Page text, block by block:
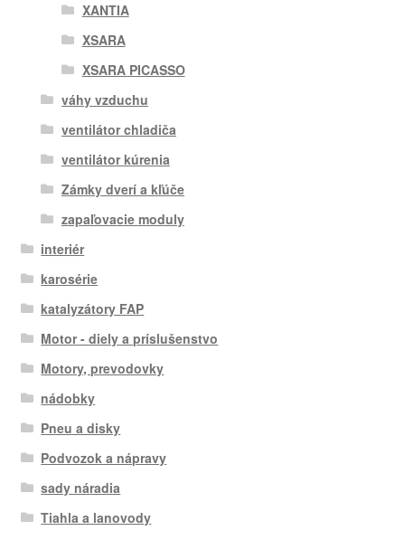
XANTIA
XSARA
XSARA PICASSO
váhy vzduchu
ventilátor chladiča
ventilátor kúrenia
Zámky dverí a kľúče
zapaľovacie moduly
interiér
karosérie
katalyzátory FAP
Motor - diely a príslušenstvo
Motory, prevodovky
nádobky
Pneu a disky
Podvozok a nápravy
sady náradia
Tiahla a lanovody